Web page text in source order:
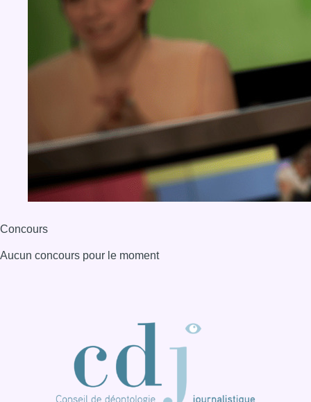
Concours
Aucun concours pour le moment